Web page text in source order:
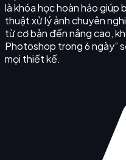
là khóa học hoàn hảo giúp
thuật xử lý ảnh chuyên
từ cơ bản đến nâng cao,
Photoshop trong 6 ngày”
mọi thiết kế.